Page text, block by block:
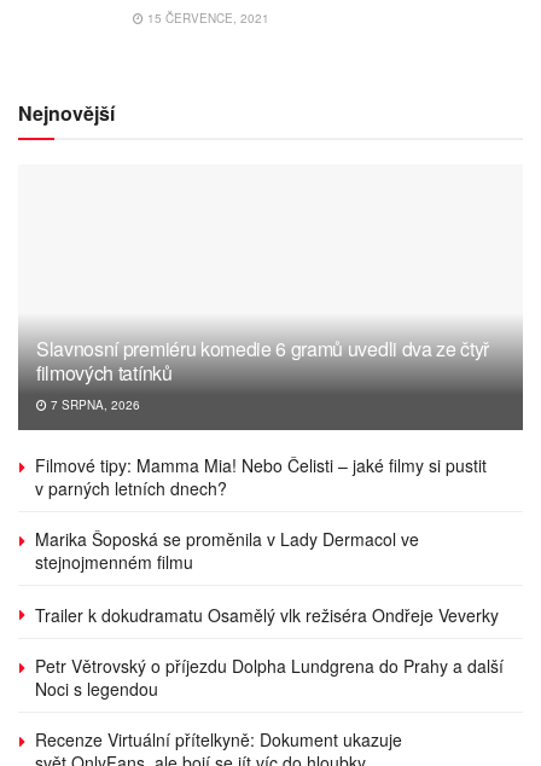
15 ČERVENCE, 2021
Nejnovější
Slavnosní premiéru komedie 6 gramů uvedli dva ze čtyř
filmových tatínků
7 SRPNA, 2026
Filmové tipy: Mamma Mia! Nebo Čelisti – jaké filmy si pustit
v parných letních dnech?
Marika Šoposká se proměnila v Lady Dermacol ve
stejnojmenném filmu
Trailer k dokudramatu Osamělý vlk režiséra Ondřeje Veverky
Petr Větrovský o příjezdu Dolpha Lundgrena do Prahy a další
Noci s legendou
Recenze Virtuální přítelkyně: Dokument ukazuje